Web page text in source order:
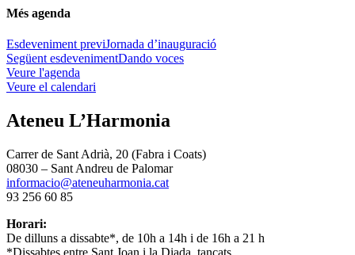
Més agenda
Esdeveniment previJornada d’inauguració
Següent esdevenimentDando voces
Veure l'agenda
Veure el calendari
Ateneu L’Harmonia
Carrer de Sant Adrià, 20 (Fabra i Coats)
08030 – Sant Andreu de Palomar
informacio@ateneuharmonia.cat
93 256 60 85
Horari:
De dilluns a dissabte*, de 10h a 14h i de 16h a 21 h
*Dissabtes entre Sant Joan i la Diada, tancats